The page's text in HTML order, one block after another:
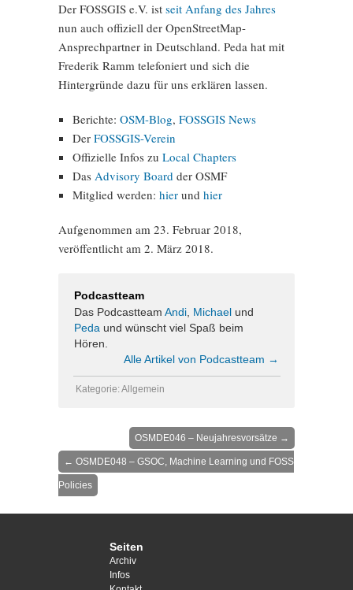
Der FOSSGIS e.V. ist seit Anfang des Jahres
nun auch offiziell der OpenStreetMap-
Ansprechpartner in Deutschland. Peda hat mit
Frederik Ramm telefoniert und sich die
Hintergründe dazu für uns erklären lassen.
Berichte: OSM-Blog, FOSSGIS News
Der FOSSGIS-Verein
Offizielle Infos zu Local Chapters
Das Advisory Board der OSMF
Mitglied werden: hier und hier
Aufgenommen am 23. Februar 2018,
veröffentlicht am 2. März 2018.
Podcastteam
Das Podcastteam Andi Michael und
Peda und wünscht viel Spaß beim
Hören.
Alle Artikel von Podcastteam →
Kategorie: Allgemein
OSMDE046 – Neujahresvorsätze →
← OSMDE048 – GSOC, Machine Learning und FOSS
Policies
Seiten
Archiv
Infos